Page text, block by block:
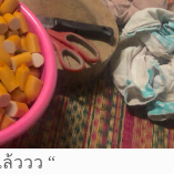
ววว “